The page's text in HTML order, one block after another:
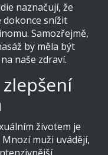
naznačují, že
dokonce snížit
Samozřejmě,
by měla být
naše zdraví.
životem je
muži uvádějí,